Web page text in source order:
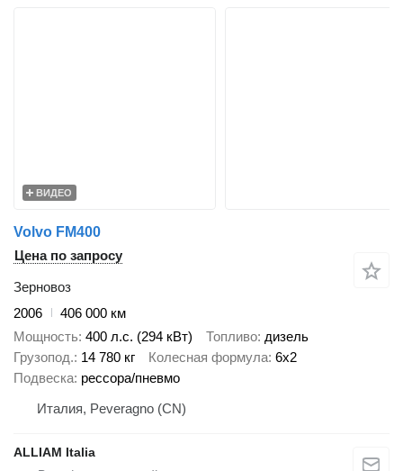
ВИДЕО
Volvo FM400
Цена по запросу
Зерновоз
2006
406 000 км
Мощность 400 л.с. (294 кВт) Топливо дизель
Грузопод. 14 780 кг Колесная формула 6x2
Подвеска рессора/пневмо
Италия, Peveragno (CN)
ALLIAM Italia